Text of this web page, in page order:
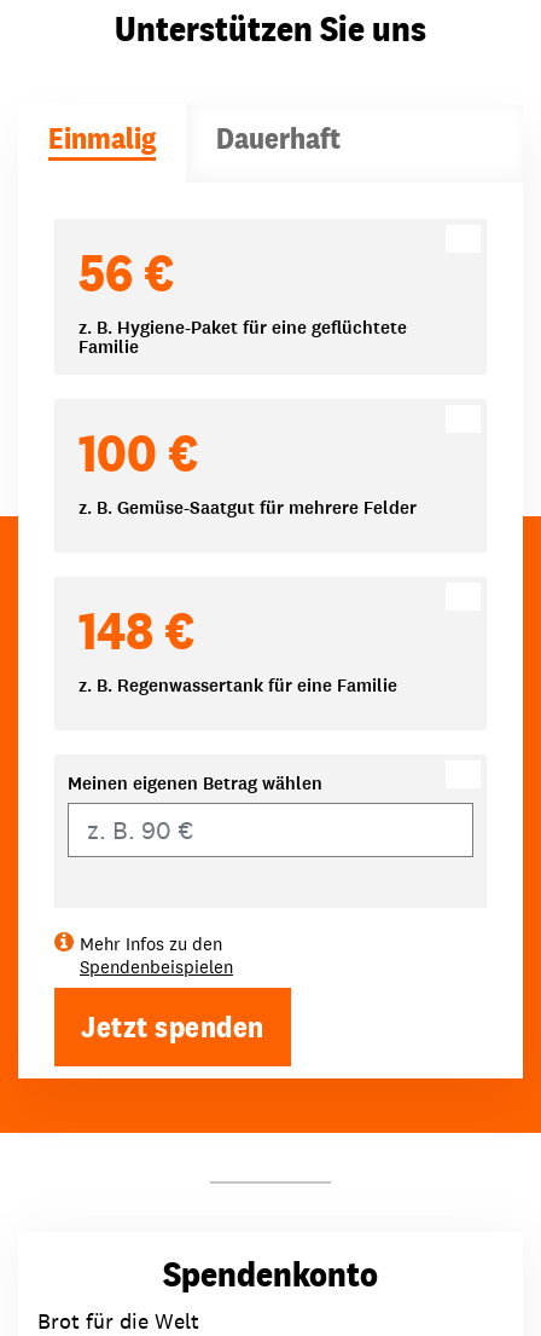
Unterstützen Sie uns
Einmalig Dauerhaft
56 €
z. B. Hygiene-Paket für eine geflüchtete
Familie
100 €
z. B. Gemüse-Saatgut für mehrere Felder
148 €
z. B. Regenwassertank für eine Familie
Meinen eigenen Betrag wählen
Mehr Infos zu den
Spendenbeispielen
Jetzt spenden
Spendenkonto
Brot für die Welt